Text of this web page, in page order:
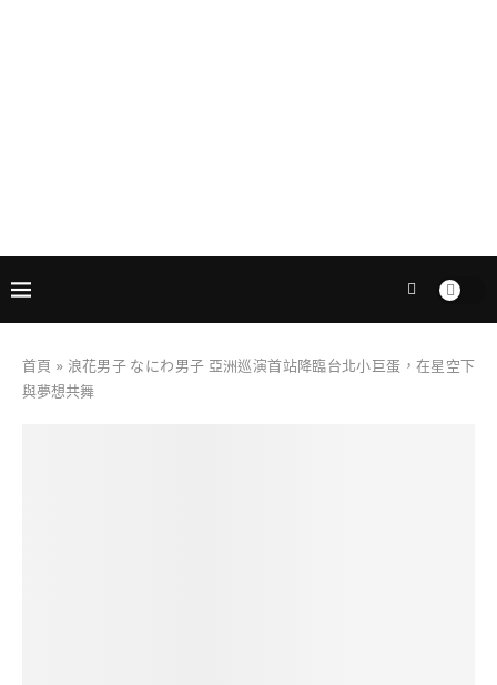
首頁 » 浪花男子 なにわ男子 亞洲巡演首站降臨台北小巨蛋，在星空下
與夢想共舞